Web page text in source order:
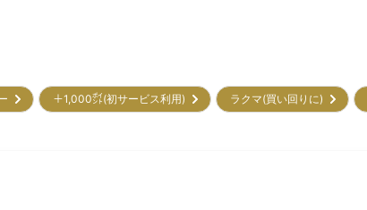
ー ＋1,000㌽(初サービス利用) ラクマ(買い回りに)